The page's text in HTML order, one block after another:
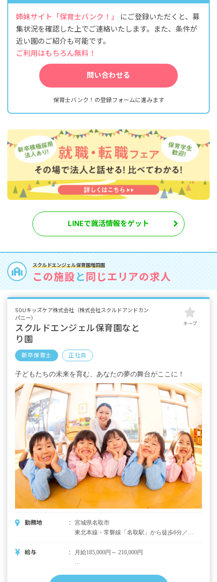
姉妹サイト「保育士バンク！」
にご登録いただくと、募
集状況を確認した上でご連絡いたします。また、条件が
近い園のご紹介も可能です。
ご利用はもちろん無料！
問い合わせる
保育士バンク！の登録フォームに進みます
LINEで就活情報をゲット
スクルドエンジェル保育園増田園
この施設 と 同じエリアの求人
SOUキッズケア株式会社（株式会社スクルドアンドカン
パニー）
スクルドエンジェル保育園なと
り園
新卒保育士 正社員
キープ
子どもたちの未来を育む、あなたの夢の舞台がここに！
勤務地
宮城県名取市
東北本線・常磐線「名取駅」から徒歩6分／
分。
給与 月給185,000円～ 210,000円